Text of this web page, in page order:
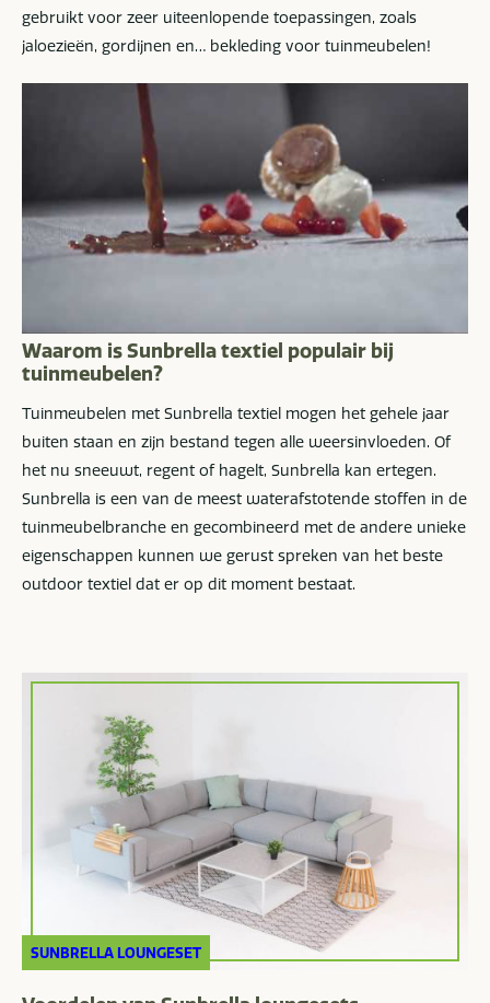
gebruikt voor zeer uiteenlopende toepassingen, zoals
jaloezieën, gordijnen en… bekleding voor tuinmeubelen!
Waarom is Sunbrella textiel populair bij
tuinmeubelen?
Tuinmeubelen met Sunbrella textiel mogen het gehele jaar
buiten staan en zijn bestand tegen alle weersinvloeden. Of
het nu sneeuwt, regent of hagelt, Sunbrella kan ertegen.
Sunbrella is een van de meest waterafstotende stoffen in de
tuinmeubelbranche en gecombineerd met de andere unieke
eigenschappen kunnen we gerust spreken van het beste
outdoor textiel dat er op dit moment bestaat.
SUNBRELLA LOUNGESET